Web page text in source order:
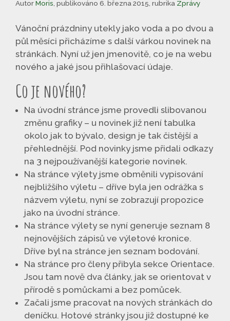
AutorMoris publikováno 6. března 2015 rubrika Zprávy
Vánoční prázdniny utekly jako voda a po dvou a
půl měsíci přicházíme s další várkou novinek na
stránkách. Nyní už jen jmenovitě, co je na webu
nového a jaké jsou přihlašovací údaje.
Co je nového?
Na úvodní stránce jsme provedli slibovanou
změnu grafiky – u novinek již není tabulka
okolo jak to bývalo, design je tak čistější a
přehlednější. Pod novinky jsme přidali odkazy
na 3 nejpoužívanější kategorie novinek.
Na stránce výlety jsme obměnili vypisování
nejbližšího výletu – dříve byla jen odrážka s
názvem výletu, nyní se zobrazují propozice
jako na úvodní stránce.
Na stránce výlety se nyní generuje seznam 8
nejnovějších zápisů ve výletové kronice.
Dříve byl na stránce jen seznam bodování.
Na stránce pro členy přibyla sekce Orientace.
Jsou tam nově dva články, jak se orientovat v
přírodě s pomůckami a bez pomůcek.
Začali jsme pracovat na nových stránkách do
deníčku. Hotové stránky jsou již dostupné ke